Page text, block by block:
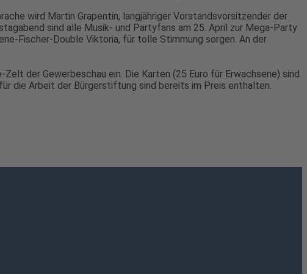
wird Martin Grapentin, langjähriger Vorstandsvorsitzender der
sind alle Musik- und Partyfans am 25. April zur Mega-Party
Fischer-Double Viktoria, für tolle Stimmung sorgen. An der
der Gewerbeschau ein. Die Karten (25 Euro für Erwachsene) sind
die Arbeit der Bürgerstiftung sind bereits im Preis enthalten.